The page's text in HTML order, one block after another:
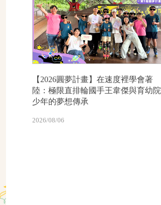
【2026圓夢計畫】在速度裡學會著
陸：極限直排輪國手王韋傑與育幼院
少年的夢想傳承
2026/08/06